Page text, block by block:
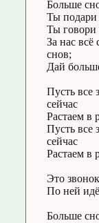
Больше
Ты подари
Ты говори
За нас всё
снов;
Дай
Пусть все
сейчас
Растаем в
Пусть все
сейчас
Растаем в
Это
По ней
Больше